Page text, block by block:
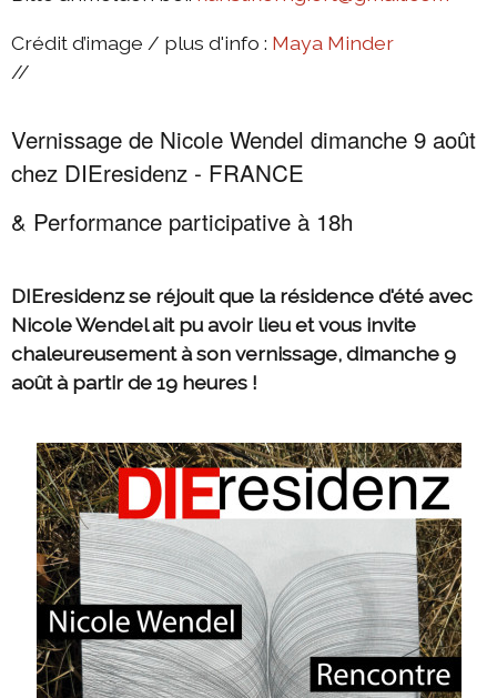
Crédit d’image / plus d'info : Maya Minder
//
Vernissage de Nicole Wendel dimanche 9 août
chez DIEresidenz - FRANCE
& Performance participative à 18h
DIEresidenz se réjouit que la résidence d'été avec
Nicole Wendel ait pu avoir lieu et vous invite
chaleureusement à son vernissage, dimanche 9
août à partir de 19 heures !